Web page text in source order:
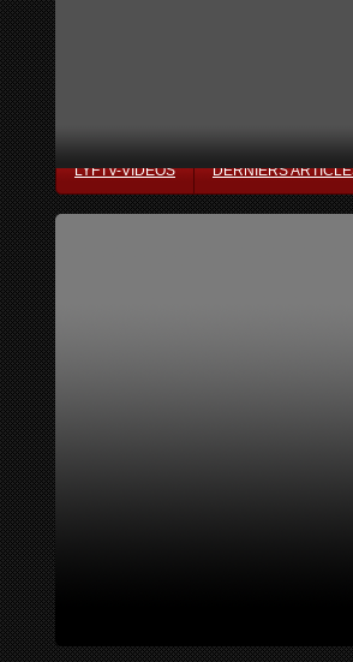
LYFTV-VIDÉOS DERNIERS